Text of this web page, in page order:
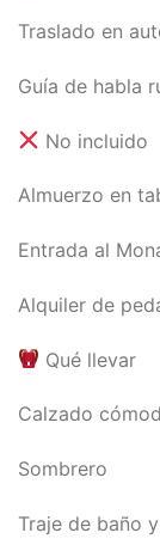
Traslado en
Guía de habla
No incluido
Almuerzo en
Entrada al
Alquiler de
Qué llevar
Calzado
Sombrero
Traje de baño